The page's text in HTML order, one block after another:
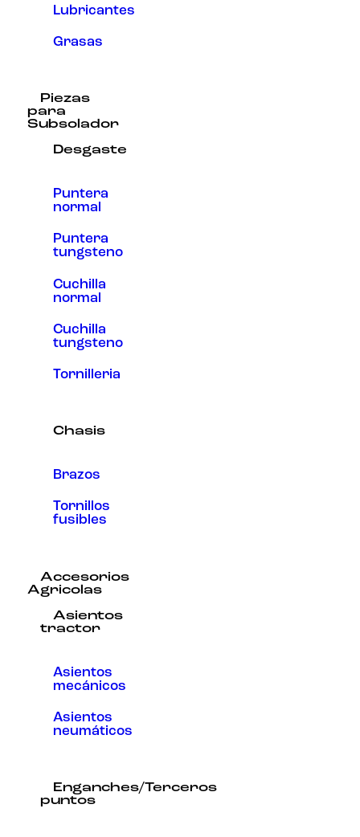
Lubricantes
Grasas
Piezas
para
Subsolador
Desgaste
Puntera
normal
Puntera
tungsteno
Cuchilla
normal
Cuchilla
tungsteno
Tornilleria
Chasis
Brazos
Tornillos
fusibles
Accesorios
Agricolas
Asientos
tractor
Asientos
mecánicos
Asientos
neumáticos
Enganches/Terceros
puntos